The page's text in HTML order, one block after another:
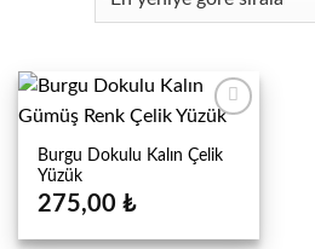
Burgu Dokulu Kalın Çelik
Yüzük
275,00₺